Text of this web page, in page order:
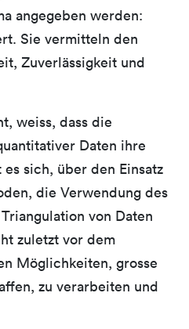
angegeben werden:
Sie vermitteln den
Zuverlässigkeit und
weiss, dass die
Daten ihre
sich, über den Einsatz
die Verwendung des
von Daten
zuletzt vor dem
Möglichkeiten, grosse
zu verarbeiten und